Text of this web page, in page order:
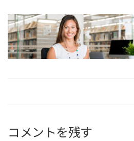
Google+
コメントを残す